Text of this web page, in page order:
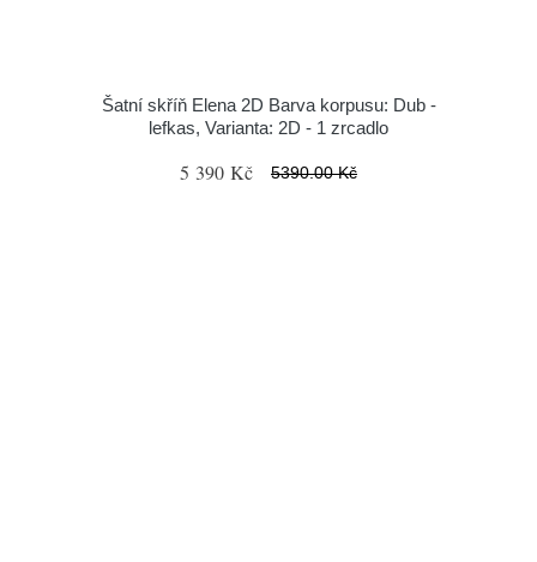
Šatní skříň Elena 2D Barva korpusu: Dub -
lefkas, Varianta: 2D - 1 zrcadlo
5 390 Kč 5390.00 Kč